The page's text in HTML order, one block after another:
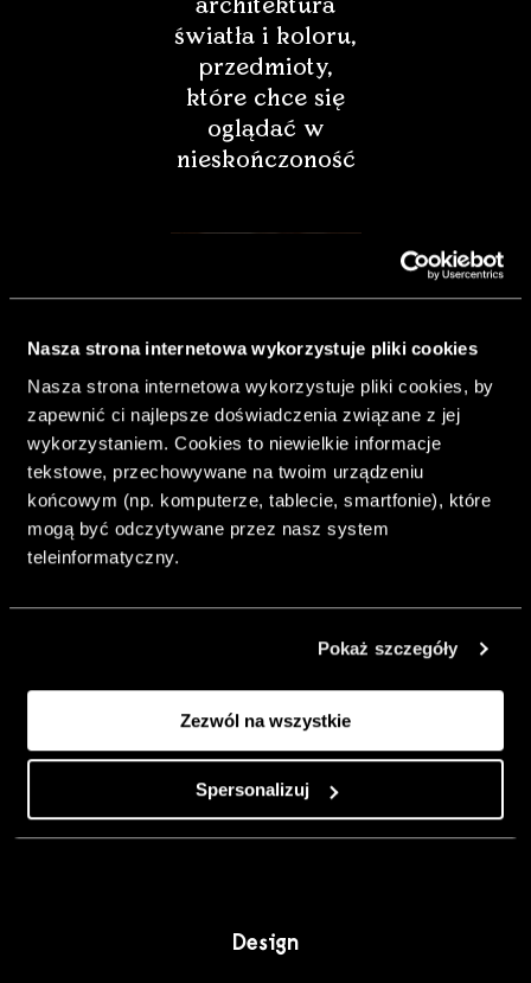
Nasza strona internetowa wykorzystuje pliki cookies
Nasza strona internetowa wykorzystuje pliki cookies, by
zapewnić ci najlepsze doświadczenia związane z jej
wykorzystaniem. Cookies to niewielkie informacje
tekstowe, przechowywane na twoim urządzeniu
końcowym (np. komputerze, tablecie, smartfonie), które
mogą być odczytywane przez nasz system
teleinformatyczny.
Pokaż szczegóły
Zezwól na wszystkie
Spersonalizuj
architektura
światła i koloru,
przedmioty,
które chce się
oglądać w
nieskończoność
& Living 40.
„Dom bardziej
Twój. Odważ się
urządzić go
rzemiosło jako
punkt wyjścia
do wnętrz
pełnych
charakteru”.
Design